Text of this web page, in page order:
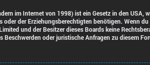
im Internet von 1998) ist ein Gesetz in den USA,
der Erziehungsberechtigten benötigen. Wenn
und der Besitzer dieses Boards keine
oder juristische Anfragen zu diesem